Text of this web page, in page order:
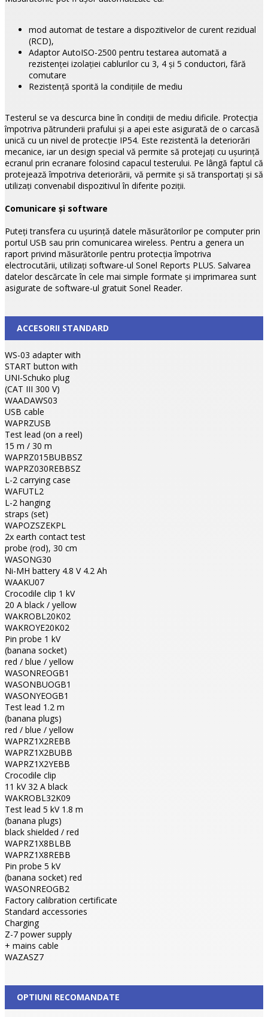
mod automat de testare a dispozitivelor de curent rezidual
(RCD),
Adaptor AutoISO-2500 pentru testarea automată a
rezistenţei izolaţiei cablurilor cu 3, 4 şi 5 conductori, fără
comutare
Rezistenţă sporită la condiţiile de mediu
Testerul se va descurca bine în condiţii de mediu dificile. Protecţia
împotriva pătrunderii prafului şi a apei este asigurată de o carcasă
unică cu un nivel de protecţie IP54. Este rezistentă la deteriorări
mecanice, iar un design special vă permite să protejaţi cu ușurinţă
ecranul prin ecranare folosind capacul testerului. Pe lângă faptul că
protejează împotriva deteriorării, vă permite şi să transportaţi şi să
utilizaţi convenabil dispozitivul în diferite poziţii.
Comunicare şi software
Puteţi transfera cu ușurinţă datele măsurătorilor pe computer prin
portul USB sau prin comunicarea wireless. Pentru a genera un
raport privind măsurătorile pentru protecţia împotriva
electrocutării, utilizaţi software-ul Sonel Reports PLUS. Salvarea
datelor descărcate în cele mai simple formate şi imprimarea sunt
asigurate de software-ul gratuit Sonel Reader.
ACCESORII STANDARD
WS-03 adapter with
START button with
UNI-Schuko plug
(CAT III 300 V)
WAADAWS03
USB cable
WAPRZUSB
Test lead (on a reel)
15 m / 30 m
WAPRZ015BUBBSZ
WAPRZ030REBBSZ
L-2 carrying case
WAFUTL2
L-2 hanging
straps (set)
WAPOZSZEKPL
2x earth contact test
probe (rod), 30 cm
WASONG30
Ni-MH battery 4.8 V 4.2 Ah
WAAKU07
Crocodile clip 1 kV
20 A black / yellow
WAKROBL20K02
WAKROYE20K02
Pin probe 1 kV
(banana socket)
red / blue / yellow
WASONREOGB1
WASONBUOGB1
WASONYEOGB1
Test lead 1.2 m
(banana plugs)
red / blue / yellow
WAPRZ1X2REBB
WAPRZ1X2BUBB
WAPRZ1X2YEBB
Crocodile clip
11 kV 32 A black
WAKROBL32K09
Test lead 5 kV 1.8 m
(banana plugs)
black shielded / red
WAPRZ1X8BLBB
WAPRZ1X8REBB
Pin probe 5 kV
(banana socket) red
WASONREOGB2
Factory calibration certificate
Standard accessories
Charging
Z-7 power supply
+ mains cable
WAZASZ7
OPTIUNI RECOMANDATE